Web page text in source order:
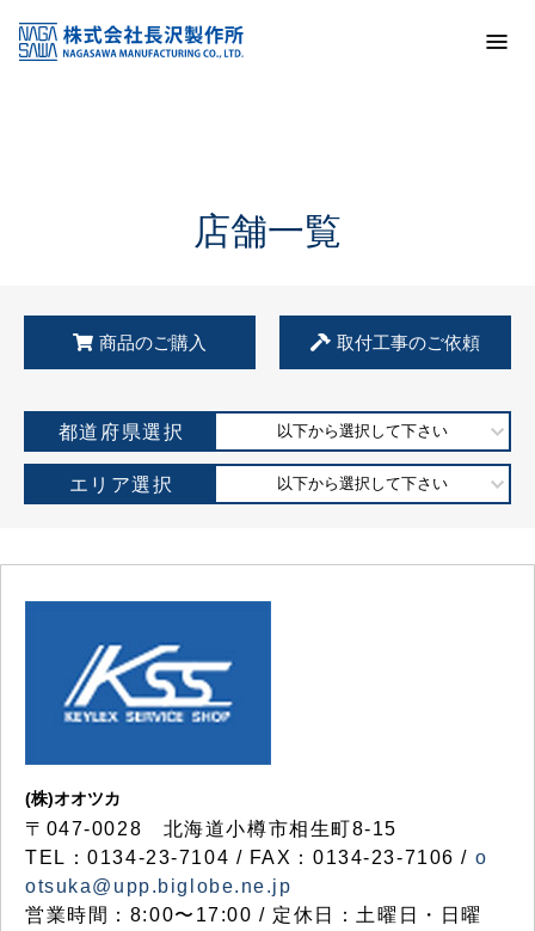
KSS加盟店・取扱店情報
店舗一覧
店舗一覧
商品のご購入 取付工事のご依頼
都道府県選択 以下から選択して下さい
エリア選択 以下から選択して下さい
(株)オオツカ
〒047-0028 北海道小樽市相生町8-15
TEL：0134-23-7104 / FAX：0134-23-7106 / o
otsuka@upp.biglobe.ne.jp
営業時間：8:00〜17:00 / 定休日：土曜日・日曜